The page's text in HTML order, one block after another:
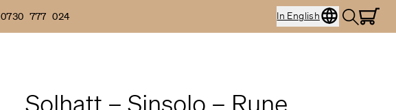
0730 777 024 In English
Solhatt – Sinsolo – Rune